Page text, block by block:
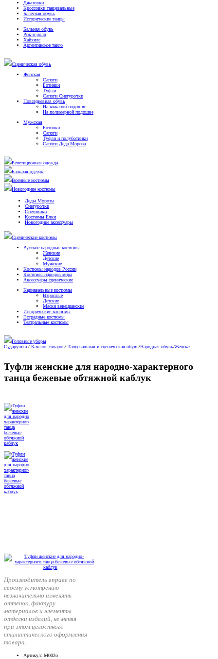
Джазовки
Кроссовки танцевальные
Балетная обувь
Исторические танцы
Бальная обувь
Рок-н-ролл
Хайхилс
Аргентинское танго
Сценическая обувь
Женская
Сапоги
Ботинки
Туфли
Сапоги Снегурочки
Повседневная обувь
На кожаной подошве
На полимерной подошве
Мужская
Ботинки
Сапоги
Туфли и полуботинки
Сапоги Деда Мороза
Репетиционная одежда
Бальная одежда
Военные костюмы
Новогодние костюмы
Деды Морозы
Снегурочки
Снеговики
Костюмы Елки
Новогодние аксессуары
Сценические костюмы
Русские народные костюмы
Женские
Детские
Мужские
Костюмы народов России
Костюмы народов мира
Аксессуары сценические
Карнавальные костюмы
Взрослые
Детские
Маски венецианские
Исторические костюмы
Эстрадные костюмы
Театральные костюмы
Головные уборы
Сударушка / Каталог товаров/ Танцевальная и сценическая обувь/Народная обувь/Женская
Туфли женские для народно-характерного
танца бежевые обтяжной каблук
Производитель вправе по
своему усмотрению
незначительно изменять
оттенок, фактуру
материалов и элементы
отделки изделий, не меняя
при этом целостного
стилистического оформления
товара.
Артикул: М002о